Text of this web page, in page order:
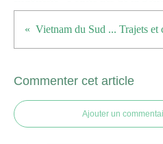
Commenter cet article
Ajouter un